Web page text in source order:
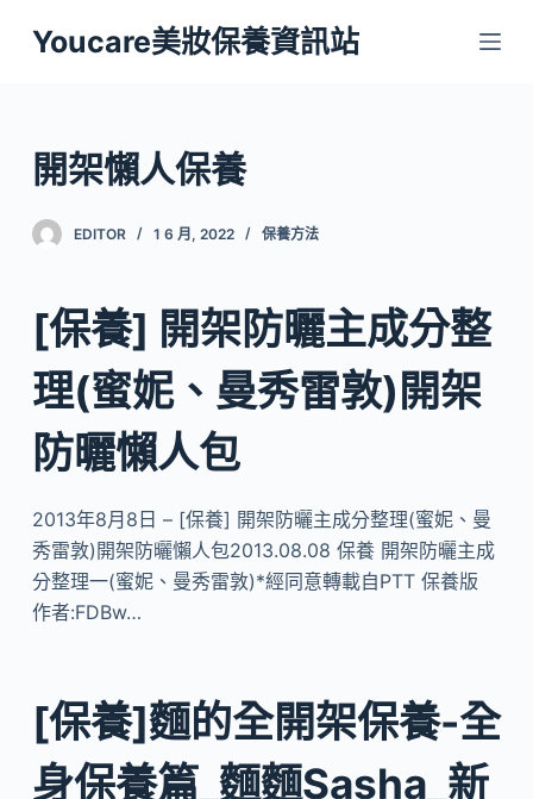
跳
至
內
容
Youcare美妝保養資訊站
開架懶人保養
EDITOR 1 6 月, 2022 保養方法
[保養] 開架防曬主成分整
理(蜜妮、曼秀雷敦)開架
防曬懶人包
2013年8月8日 – [保養] 開架防曬主成分整理(蜜妮、曼
秀雷敦)開架防曬懶人包2013.08.08 保養 開架防曬主成
分整理一(蜜妮、曼秀雷敦)*經同意轉載自PTT 保養版
作者:FDBw…
[保養]麵的全開架保養-全
身保養篇_麵麵Sasha_新